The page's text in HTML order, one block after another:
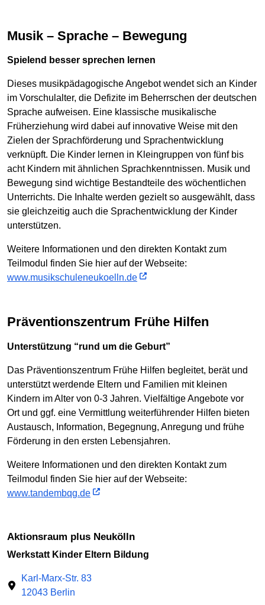
Musik – Sprache – Bewegung
Spielend besser sprechen lernen
Dieses musikpädagogische Angebot wendet sich an Kinder
im Vorschulalter, die Defizite im Beherrschen der deutschen
Sprache aufweisen. Eine klassische musikalische
Früherziehung wird dabei auf innovative Weise mit den
Zielen der Sprachförderung und Sprachentwicklung
verknüpft. Die Kinder lernen in Kleingruppen von fünf bis
acht Kindern mit ähnlichen Sprachkenntnissen. Musik und
Bewegung sind wichtige Bestandteile des wöchentlichen
Unterrichts. Die Inhalte werden gezielt so ausgewählt, dass
sie gleichzeitig auch die Sprachentwicklung der Kinder
unterstützen.
Weitere Informationen und den direkten Kontakt zum
Teilmodul finden Sie hier auf der Webseite:
www.musikschuleneukoelln.de
Präventionszentrum Frühe Hilfen
Unterstützung “rund um die Geburt”
Das Präventionszentrum Frühe Hilfen begleitet, berät und
unterstützt werdende Eltern und Familien mit kleinen
Kindern im Alter von 0-3 Jahren. Vielfältige Angebote vor
Ort und ggf. eine Vermittlung weiterführender Hilfen bieten
Austausch, Information, Begegnung, Anregung und frühe
Förderung in den ersten Lebensjahren.
Weitere Informationen und den direkten Kontakt zum
Teilmodul finden Sie hier auf der Webseite:
www.tandembqg.de
Aktionsraum plus Neukölln
Werkstatt Kinder Eltern Bildung
Karl-Marx-Str. 83
12043 Berlin